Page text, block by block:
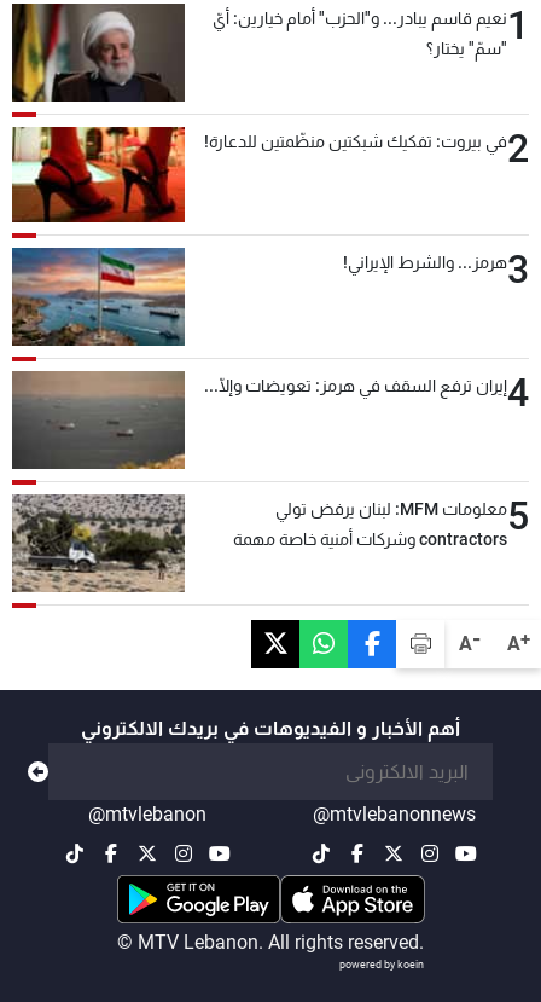
A+
A-
1نعيم قاسم يبادر... و"الحزب" أمام خيارين: أيّ
"سمّ" يختار؟
2في بيروت: تفكيك شبكتين منظّمتين للدعارة!
3هرمز... والشرط الإيراني!
4إيران ترفع السقف في هرمز: تعويضات وإلّا...
5
معلومات MFM: لبنان يرفض تولي
contractors وشركات أمنية خاصة مهمة
أهم الأخبار و الفيديوهات في بريدك الالكتروني
@mtvlebanonnews
@mtvlebanon
© MTV Lebanon. All rights reserved.
powered by koein
شروط الإسـتخدام
سياسة الخصوصية